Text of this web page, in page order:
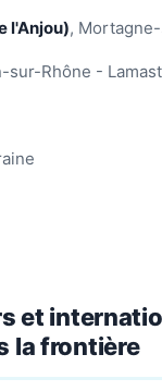
l'Anjou),
sur-Rhône -
et
la frontière